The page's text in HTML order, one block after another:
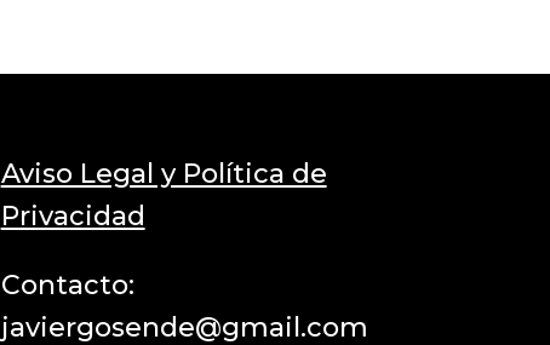
Aviso Legal y Política de
Privacidad
Contacto:
javiergosende@gmail.com